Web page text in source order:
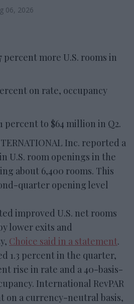
06, 2026
percent more U.S. rooms in
on rate, occupancy
percent to $64 million in Q2.
Inc. reported a
U.S. room openings in the
about 6,400 rooms. This
quarter opening level
improved U.S. net rooms
lower exits and
Choice said in a statement.
1.3 percent in the quarter,
rise in rate and a 40-basis-
International RevPAR
on a currency-neutral basis,